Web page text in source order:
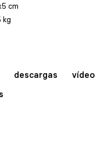
cm
kg
descargas
vídeo